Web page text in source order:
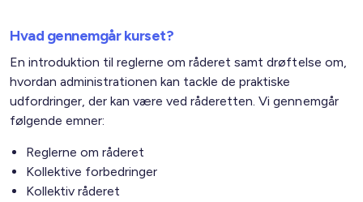
Hvad gennemgår kurset?
En introduktion til reglerne om råderet samt drøftelse om,
hvordan administrationen kan tackle de praktiske
udfordringer, der kan være ved råderetten. Vi gennemgår
følgende emner:
Reglerne om råderet
Kollektive forbedringer
Kollektiv råderet